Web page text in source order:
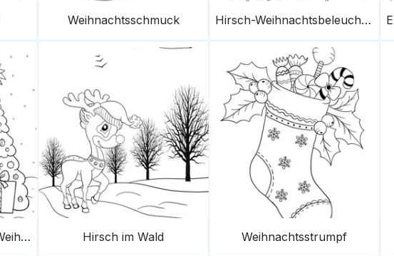
Weihnachtsschmuck Hirsch-Weihnachtsbeleuchtung
Weihnachtsmann und Weihnachtsbaum Hirsch im Wald Weihnachtsstrumpf